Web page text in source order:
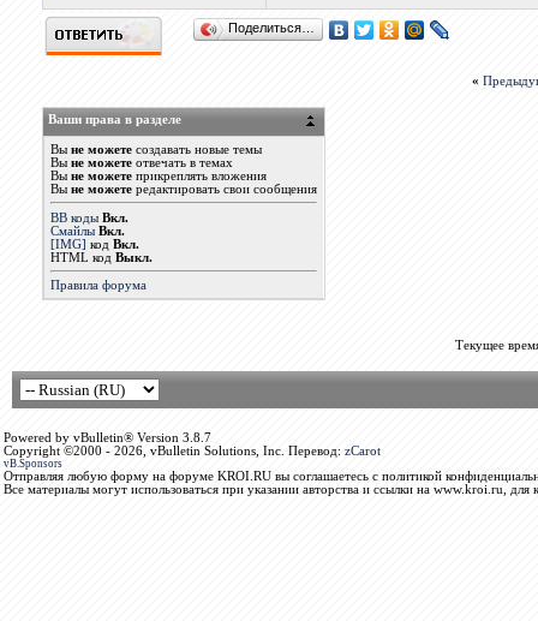
Поделиться…
«
Ваши права в разделе
Вы не можетесоздавать новые темы
Вы не можетеотвечать в темах
Вы не можетеприкреплять вложения
Вы не можетередактировать свои сообщения
BB коды Вкл.
Смайлы Вкл.
[IMG] код Вкл.
HTML код Выкл.
Правила форума
Текущее
Powered by vBulletin® Version 3.8.7
Copyright ©2000 - 2026, vBulletin Solutions, Inc. Перевод: zCarot
vB.Sponsors
Отправляя любую форму на форуме KROI.RU вы соглашаетесь с политикой
Все материалы могут использоваться при указании авторства и ссылки на www.kroi.ru, для